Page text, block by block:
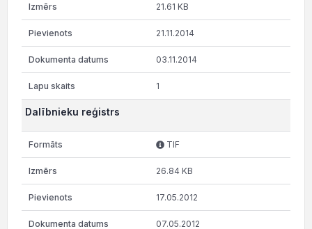
21.61 KB
21.11.2014
03.11.2014
1
Dalībnieku reģistrs
TIF
26.84 KB
17.05.2012
07.05.2012